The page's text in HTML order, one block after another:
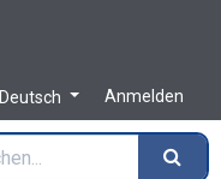
Deutsch
Anmelden